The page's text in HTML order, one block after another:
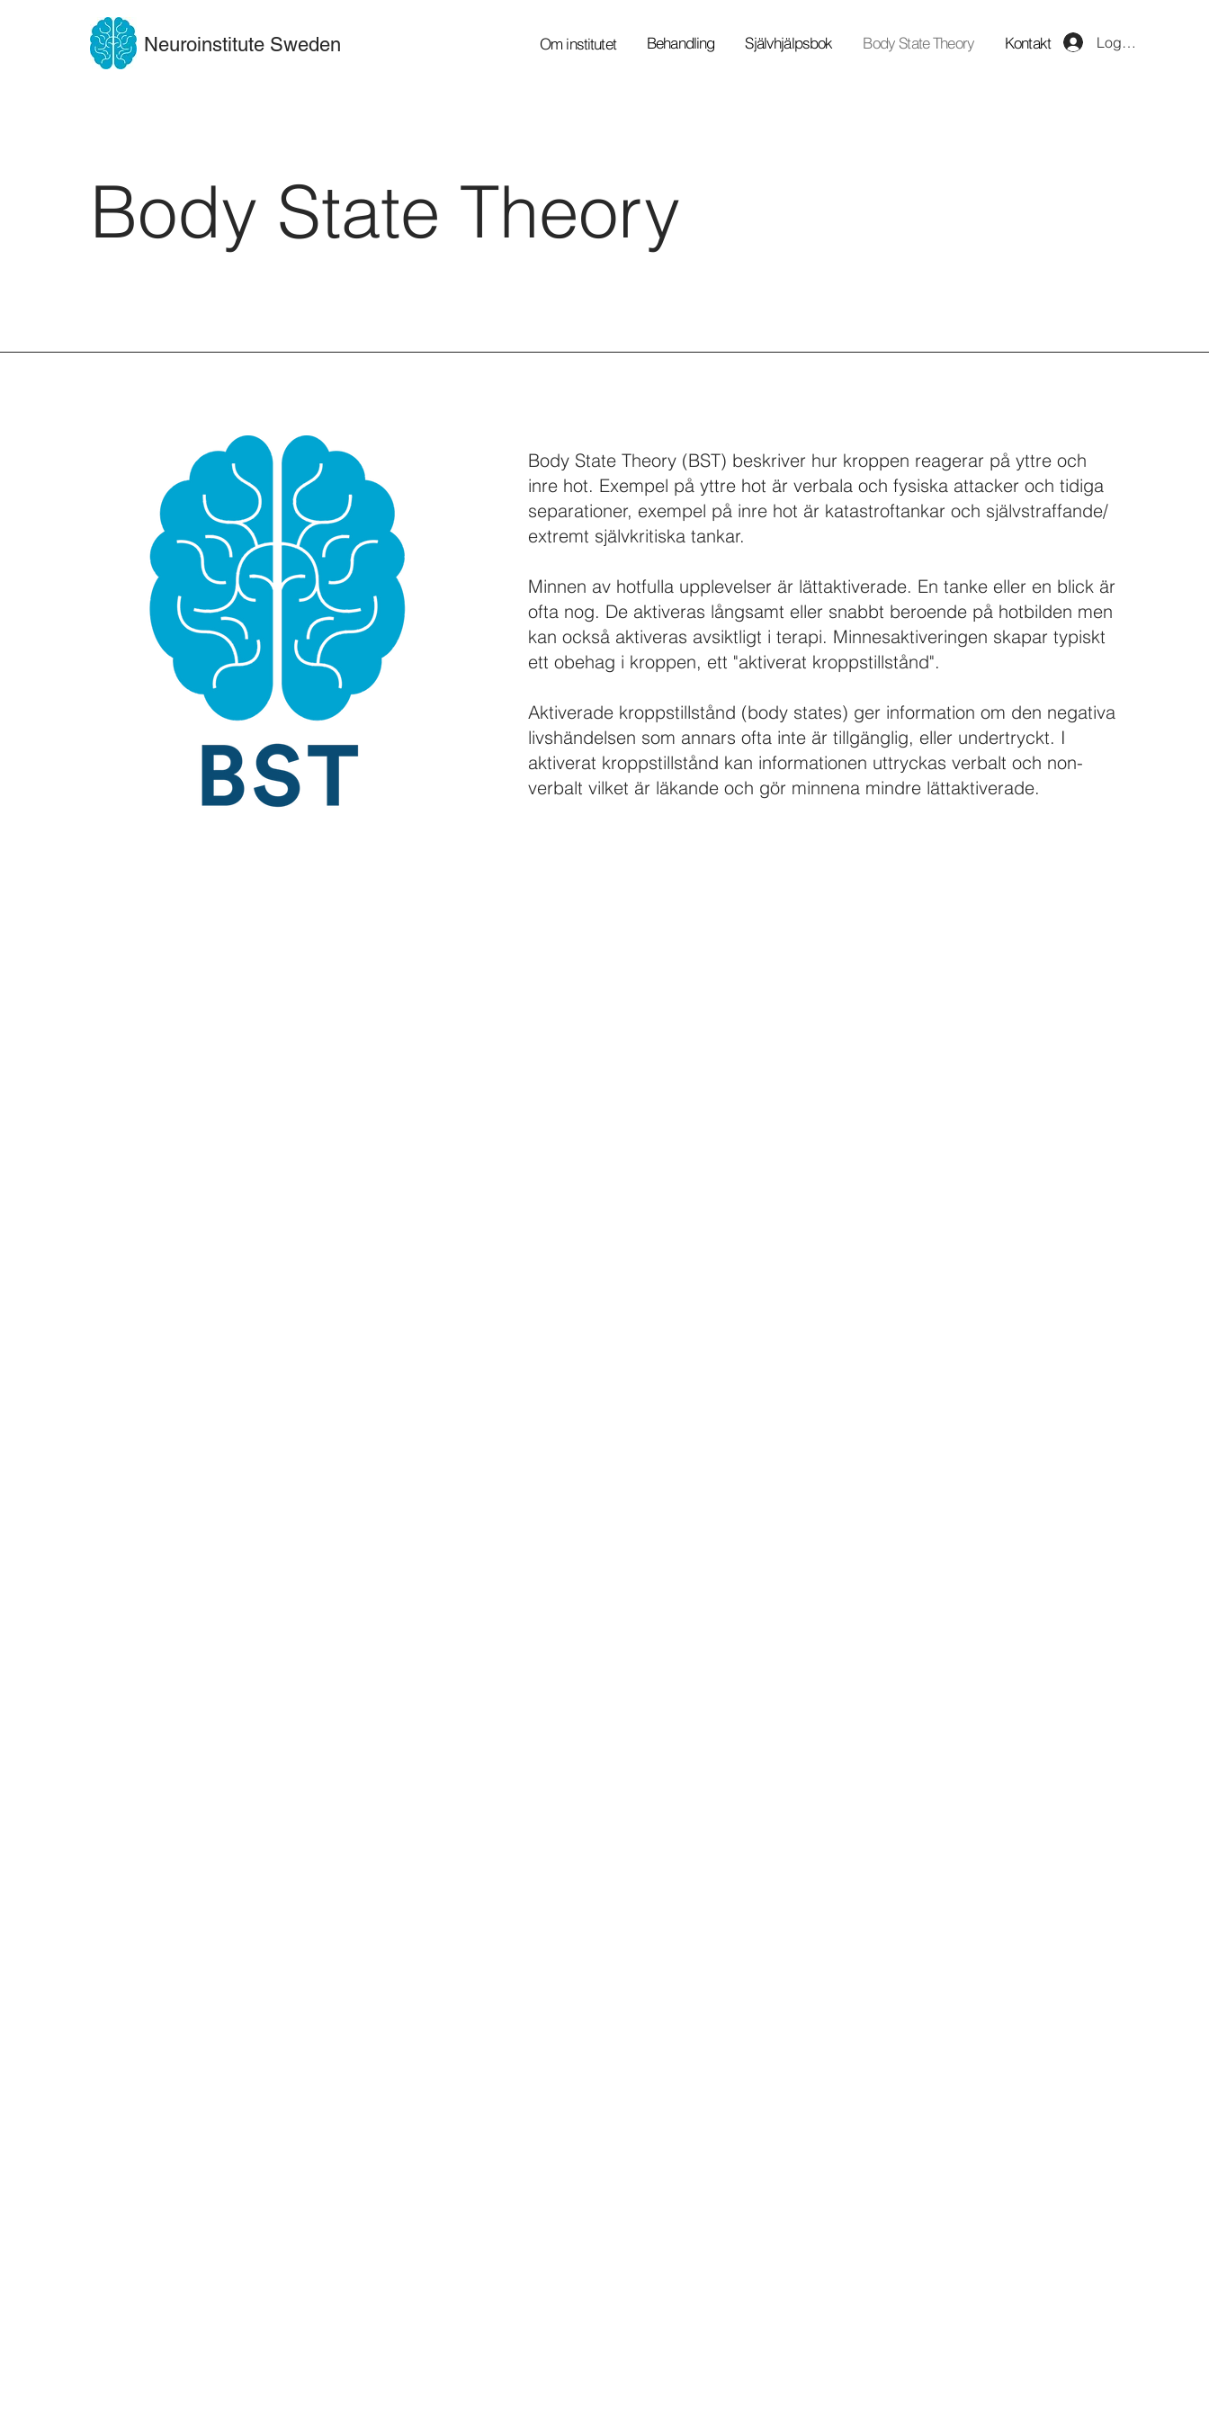
Neuroinstitute Sweden Om institutet Behandling Självhjälpsbok Body State Theory Kontakt Logga in
Body State Theory
Body State Theory (BST) beskriver hur kroppen reagerar på yttre och
inre hot. Exempel på yttre hot är verbala och fysiska attacker och tidiga
separationer, exempel på inre hot är katastroftankar och självstraffande/
extremt självkritiska tankar.
Minnen av hotfulla upplevelser är lättaktiverade. En tanke eller en blick är
ofta nog. De aktiveras långsamt eller snabbt beroende på hotbilden men
kan också aktiveras avsiktligt i terapi. Minnesaktiveringen skapar typiskt
ett obehag i kroppen, ett "aktiverat kroppstillstånd".
Aktiverade kroppstillstånd (body states) ger information om den negativa
livshändelsen som annars ofta inte är tillgänglig, eller undertryckt. I
aktiverat kroppstillstånd kan informationen uttryckas verbalt och non-
verbalt vilket är läkande och gör minnena mindre lättaktiverade.